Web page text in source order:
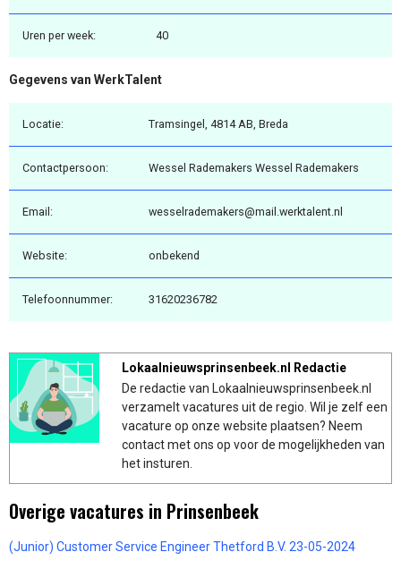
Uren per week: 40
Gegevens van WerkTalent
Locatie: Tramsingel, 4814 AB, Breda
Contactpersoon: Wessel Rademakers Wessel Rademakers
Email: wesselrademakers@mail.werktalent.nl
Website: onbekend
Telefoonnummer: 31620236782
Lokaalnieuwsprinsenbeek.nl Redactie
De redactie van Lokaalnieuwsprinsenbeek.nl
verzamelt vacatures uit de regio. Wil je zelf een
vacature op onze website plaatsen? Neem
contact met ons op voor de mogelijkheden van
het insturen.
Overige vacatures in Prinsenbeek
(Junior) Customer Service Engineer Thetford B.V. 23-05-2024